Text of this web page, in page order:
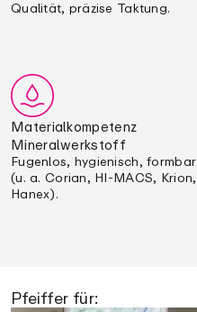
Qualität, präzise Taktung.
Materialkompetenz
Mineralwerkstoff
Fugenlos, hygienisch, formbar
(u. a. Corian, HI-MACS, Krion,
Hanex).
Pfeiffer für: